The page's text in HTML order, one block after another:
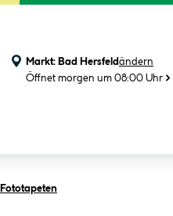
Markt: Bad Hersfeldändern
Öffnet morgen um 08:00 Uhr
Fototapeten